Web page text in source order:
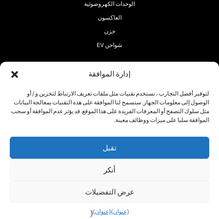
إدارة الموافقة
لتوفير أفضل التجارب ، نستخدم تقنيات مثل ملفات تعريف الارتباط لتخزين و / أو
الوصول إلى معلومات الجهاز. ستسمح لنا الموافقة على هذه التقنيات بمعالجة البيانات
مثل سلوك التصفح أو المعرفات الفريدة على هذا الموقع. قد يؤثر عدم الموافقة أو سحب
الموافقة سلبا على ميزات ووظائف معينة.
تقبل
أنكر
عرض التفضيلات
{عنوان}{عنوان}{
الوحدات الكهروضوئية
العاكسون
خزن
شواحن EV
تابعنا:
حقوق الطبع والنشر 2025 ® RECOM-TECH
تعريف